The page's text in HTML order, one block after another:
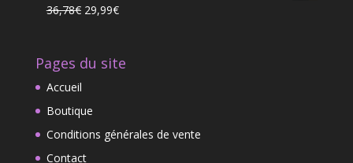
36,78€ Le
était :
29,99€Le
est :
Pages du site
Accueil
Boutique
Conditions générales de vente
Contact